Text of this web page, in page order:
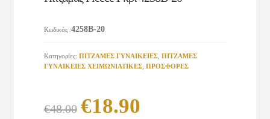
Κωδικός :4258Β-20
Κατηγορίες: ΠΙΤΖΑΜΕΣ ΓΥΝΑΙΚΕΙΕΣ, ΠΙΤΖΑΜΕΣ
ΓΥΝΑΙΚΕΙΕΣ ΧΕΙΜΩΝΙΑΤΙΚΕΣ, ΠΡΟΣΦΟΡΕΣ
€48.00
Original
€18.90